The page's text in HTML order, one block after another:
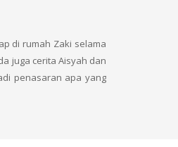
di rumah Zaki selama
juga cerita Aisyah dan
penasaran apa yang